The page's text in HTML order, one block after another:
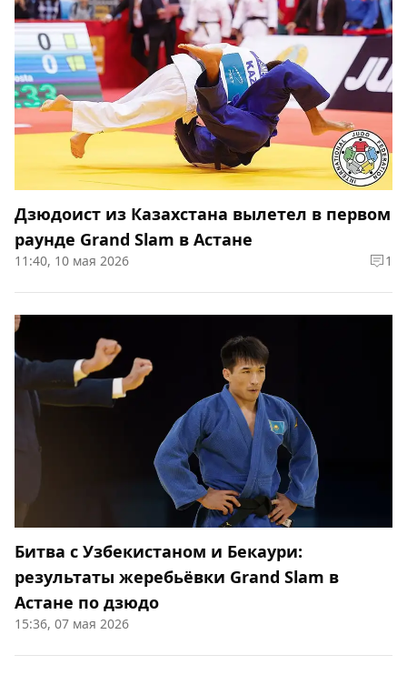
Дзюдоист из Казахстана вылетел в первом
раунде Grand Slam в Астане
11:40, 10 мая 2026 1
Битва с Узбекистаном и Бекаури:
результаты жеребьёвки Grand Slam в
Астане по дзюдо
15:36, 07 мая 2026